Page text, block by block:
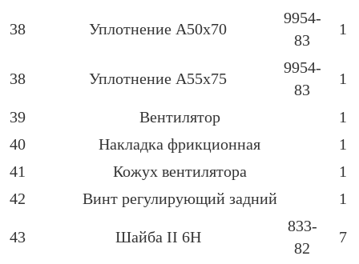
38 Уплотнение А50х70
9954-
83
1
38 Уплотнение А55х75
9954-
83
1
39 Вентилятор
1
40
Накладка фрикционная
1
41
Кожух вентилятора
1
42
Винт регулирующий задний 1
43 Шайба ІІ 6Н
833-
82
7